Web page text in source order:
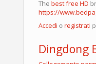
The best free HD
https://
Accedi o registrati
Dingdong